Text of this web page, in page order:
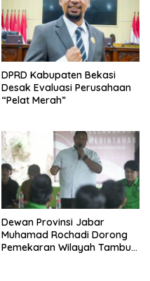
DPRD Kabupaten Bekasi
Desak Evaluasi Perusahaan
“Pelat Merah”
Dewan Provinsi Jabar
Muhamad Rochadi Dorong
Pemekaran Wilayah Tambun